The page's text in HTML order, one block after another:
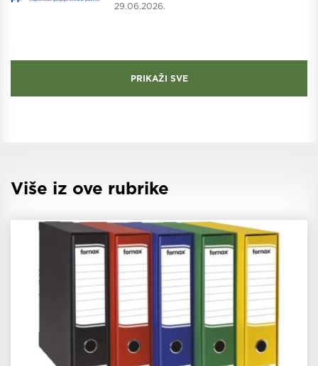
29.06.2026.
PRIKAŽI SVE
Više iz ove rubrike